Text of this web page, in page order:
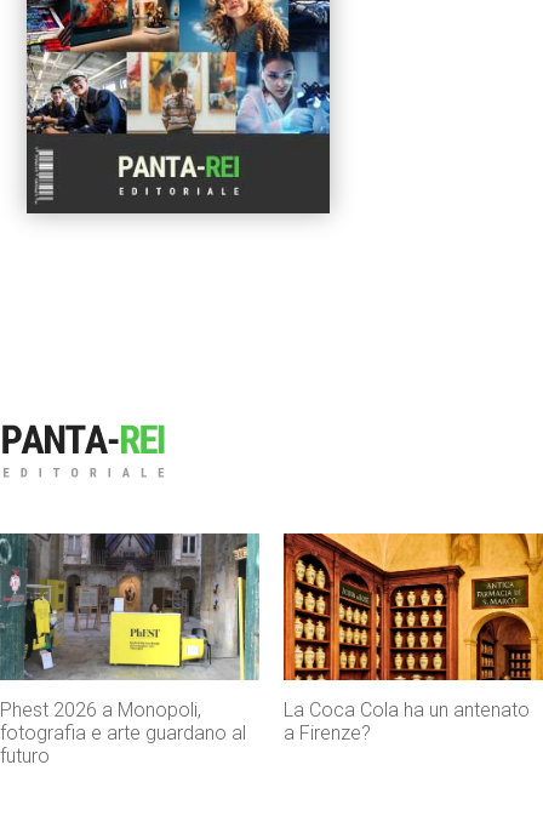
La Coca Cola ha un antenato
a Firenze?
Agenti IA e sicurezza, quando
l’autonomia diventa un rischio